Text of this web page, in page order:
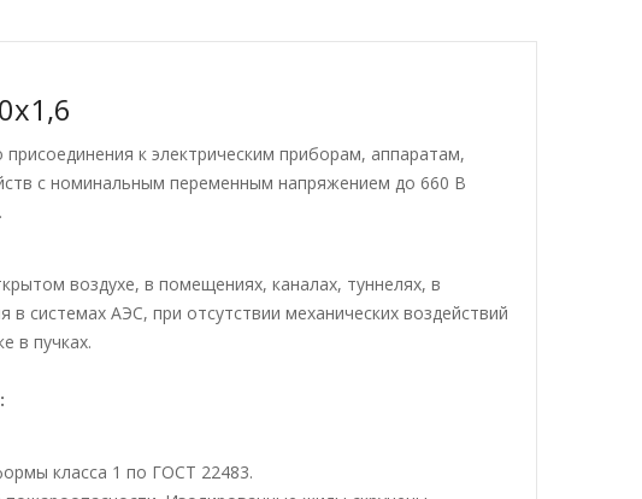
к электрическим приборам, аппаратам,
с номинальным переменным напряжением до 660 В
воздухе, в помещениях, каналах, туннелях, в
системах АЭС, при отсутствии механических воздействий
в пучках.
класса 1 по ГОСТ 22483.